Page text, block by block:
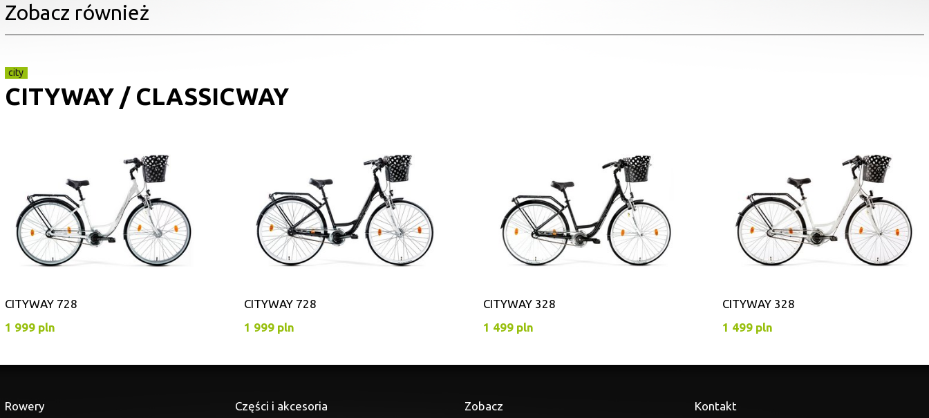
Zobacz również
city
CITYWAY / CLASSICWAY
CITYWAY 728
1 999 pln
CITYWAY 728
1 999 pln
CITYWAY 328
1 499 pln
CITYWAY 328
1 499 pln
Rowery Części i akcesoria Zobacz Kontakt